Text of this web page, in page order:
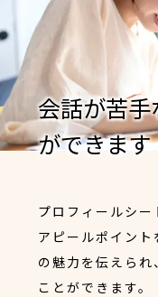
会話が苦
ができます
プロフィールシ
アピールポイン
の魅力を伝えら
ことができます。